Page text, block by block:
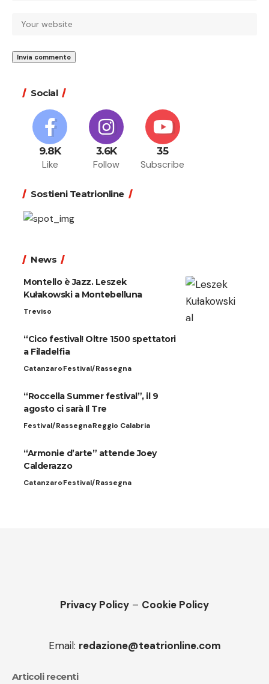
Social
9.8K
Like
3.6K
Follow
35
Subscribe
Sostieni Teatrionline
News
Montello è Jazz. Leszek
Kułakowski a Montebelluna
Treviso
“Cico festival! Oltre 1500 spettatori
a Filadelfia
CatanzaroFestival/Rassegna
“Roccella Summer festival”, il 9
agosto ci sarà Il Tre
Festival/RassegnaReggio Calabria
“Armonie d’arte” attende Joey
Calderazzo
CatanzaroFestival/Rassegna
Privacy Policy – Cookie Policy
Email: redazione@teatrionline.com
Articoli recenti